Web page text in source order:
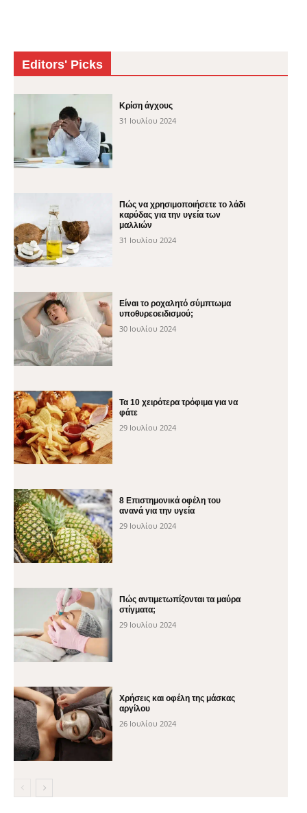
Editors' Picks
Κρίση άγχους
31 Ιουλίου 2024
Πώς να χρησιμοποιήσετε το λάδι
καρύδας για την υγεία των
μαλλιών
31 Ιουλίου 2024
Είναι το ροχαλητό σύμπτωμα
υποθυρεοειδισμού;
30 Ιουλίου 2024
Τα 10 χειρότερα τρόφιμα για να
φάτε
29 Ιουλίου 2024
8 Επιστημονικά οφέλη του
ανανά για την υγεία
29 Ιουλίου 2024
Πώς αντιμετωπίζονται τα μαύρα
στίγματα;
29 Ιουλίου 2024
Χρήσεις και οφέλη της μάσκας
αργίλου
26 Ιουλίου 2024